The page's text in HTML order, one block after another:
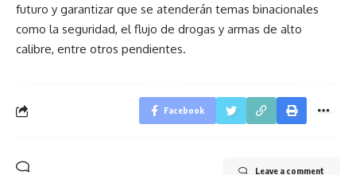
futuro y garantizar que se atenderán temas binacionales
como la seguridad, el flujo de drogas y armas de alto
calibre, entre otros pendientes.
Facebook
Leave a comment